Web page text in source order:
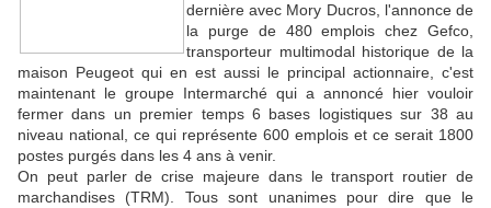
dernière avec Mory Ducros, l'annonce de
la purge de 480 emplois chez Gefco,
transporteur multimodal historique de la
maison Peugeot qui en est aussi le principal actionnaire, c'est
maintenant le groupe Intermarché qui a annoncé hier vouloir
fermer dans un premier temps 6 bases logistiques sur 38 au
niveau national, ce qui représente 600 emplois et ce serait 1800
postes purgés dans les 4 ans à venir.
On peut parler de crise majeure dans le transport routier de
marchandises (TRM). Tous sont unanimes pour dire que le